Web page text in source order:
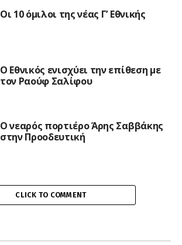
Οι 10 όμιλοι της νέας Γ’ Εθνικής
Ο Εθνικός ενισχύει την επίθεση με
τον Ραούφ Σαλίφου
Ο νεαρός πορτιέρο Άρης Σαββάκης
στην Προοδευτική
CLICK TO COMMENT